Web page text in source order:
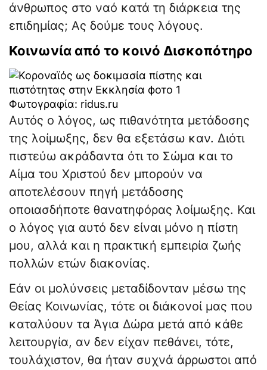
άνθρωπος στο ναό κατά τη διάρκεια της
επιδημίας; Ας δούμε τους λόγους.
Κοινωνία από το κοινό Δισκοπότηρο
Φωτογραφία: ridus.ru
Αυτός ο λόγος, ως πιθανότητα μετάδοσης
της λοίμωξης, δεν θα εξετάσω καν. Διότι
πιστεύω ακράδαντα ότι το Σώμα και το
Αίμα του Χριστού δεν μπορούν να
αποτελέσουν πηγή μετάδοσης
οποιασδήποτε θανατηφόρας λοίμωξης. Και
ο λόγος για αυτό δεν είναι μόνο η πίστη
μου, αλλά και η πρακτική εμπειρία ζωής
πολλών ετών διακονίας.
Εάν οι μολύνσεις μεταδίδονταν μέσω της
Θείας Κοινωνίας, τότε οι διάκονοί μας που
καταλύουν τα Άγια Δώρα μετά από κάθε
λειτουργία, αν δεν είχαν πεθάνει, τότε,
τουλάχιστον, θα ήταν συχνά άρρωστοι από